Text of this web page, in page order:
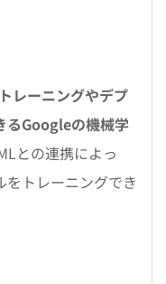
レーニングやデプ
るGoogleの機械学
との連携によっ
トレーニングでき